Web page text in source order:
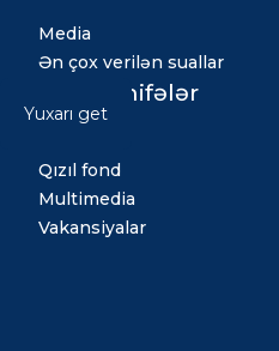
Media
Ən çox verilən suallar
Digər səhifələr
Qızıl fond
Multimedia
Vakansiyalar
Yuxarı get